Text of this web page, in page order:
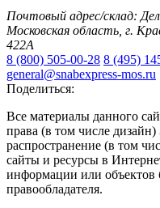
Почтовый адрес/склад:
Московская область, г.
422А
8 (800) 505-00-28 8 (495)
general@snabexpress-mos.ru
Поделиться:
Все материалы данного
права (в том числе
распространение (в том
сайты и ресурсы в
информации или объектов
правообладателя.